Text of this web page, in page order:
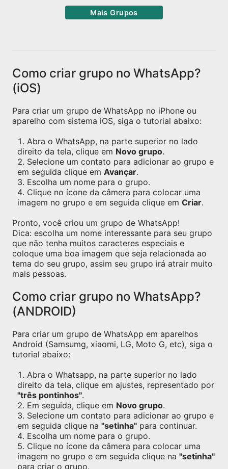
Mais Grupos
Como criar grupo no WhatsApp?
(iOS)
Para criar um grupo de WhatsApp no iPhone ou
aparelho com sistema iOS, siga o tutorial abaixo:
Abra o WhatsApp, na parte superior no lado
direito da tela, clique em Novo grupo.
Selecione um contato para adicionar ao grupo e
em seguida clique em Avançar.
Escolha um nome para o grupo.
Clique no ícone da câmera para colocar uma
imagem no grupo e em seguida clique em Criar.
Pronto, você criou um grupo de WhatsApp!
Dica: escolha um nome interessante para seu grupo
que não tenha muitos caracteres especiais e
coloque uma boa imagem que seja relacionada ao
tema do seu grupo, assim seu grupo irá atrair muito
mais pessoas.
Como criar grupo no WhatsApp?
(ANDROID)
Para criar um grupo de WhatsApp em aparelhos
Android (Samsumg, xiaomi, LG, Moto G, etc), siga o
tutorial abaixo:
Abra o Whatsapp, na parte superior no lado
direito da tela, clique em ajustes, representado por
"três pontinhos".
Em seguida, clique em Novo grupo.
Selecione um contato para adicionar ao grupo e
em seguida clique na "setinha" para continuar.
Escolha um nome para o grupo.
Clique no ícone da câmera para colocar uma
imagem no grupo e em seguida clique na "setinha"
para criar o grupo.